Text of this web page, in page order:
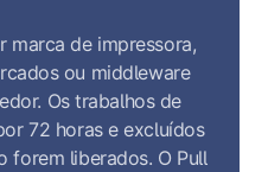
marca de impressora,
ou middleware
Os trabalhos de
72 horas e excluídos
forem liberados. O Pull